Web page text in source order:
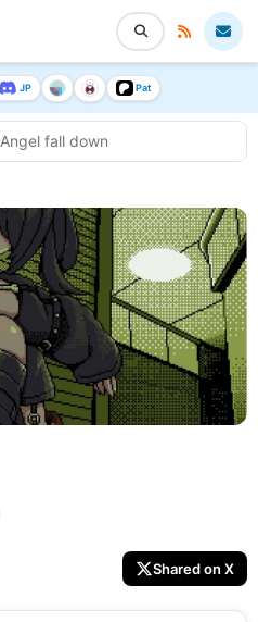
JP Pat
Angel fall down
Shared on X